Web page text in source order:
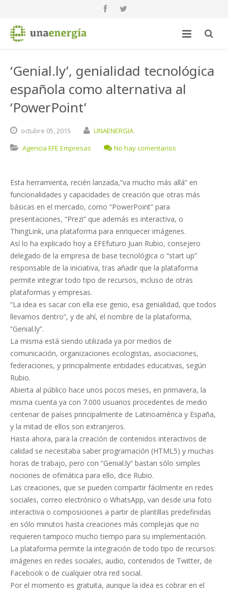
‘Genial.ly’, genialidad tecnológica
española como alternativa al
‘PowerPoint’
octubre 05,2015
UNAENERGIA
Agencia EFE Empresas
No hay comentarios
Esta herramienta, recién lanzada,”va mucho más allá” en
funcionalidades y capacidades de creación que otras más
básicas en el mercado, como “PowerPoint” para
presentaciones, “Prezi” que además es interactiva, o
ThingLink, una plataforma para enriquecer imágenes.
Así lo ha explicado hoy a EFEfuturo Juan Rubio, consejero
delegado de la empresa de base tecnológica o “start up”
responsable de la iniciativa, tras añadir que la plataforma
permite integrar todo tipo de recursos, incluso de otras
plataformas y empresas.
“La idea es sacar con ella ese genio, esa genialidad, que todos
llevamos dentro”, y de ahí, el nombre de la plataforma,
“Genial.ly”.
La misma está siendo utilizada ya por medios de
comunicación, organizaciones ecologistas, asociaciones,
federaciones, y principalmente entidades educativas, según
Rubio.
Abierta al público hace unos pocos meses, en primavera, la
misma cuenta ya con 7.000 usuarios procedentes de medio
centenar de países principalmente de Latinoamérica y España,
y la mitad de ellos son extranjeros.
Hasta ahora, para la creación de contenidos interactivos de
calidad se necesitaba saber programación (HTML5) y muchas
horas de trabajo, pero con “Genial.ly” bastan sólo simples
nociones de ofimática para ello, dice Rubio.
Las creaciones, que se pueden compartir fácilmente en redes
sociales, correo electrónico o WhatsApp, van desde una foto
interactiva o composiciones a partir de plantillas predefinidas
en sólo minutos hasta creaciones más complejas que no
requieren tampoco mucho tiempo para su implementación.
La plataforma permite la integración de todo tipo de recursos:
imágenes en redes sociales, audio, contenidos de Twitter, de
Facebook o de cualquier otra red social.
Por el momento es gratuita, aunque la idea es cobrar en el